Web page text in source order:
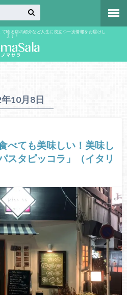
唸る店の紹介など人生に役立つ一次情報をお届けし
ます！
10月8日
べても美味しい！美味し
スタピッコラ」（イタリ